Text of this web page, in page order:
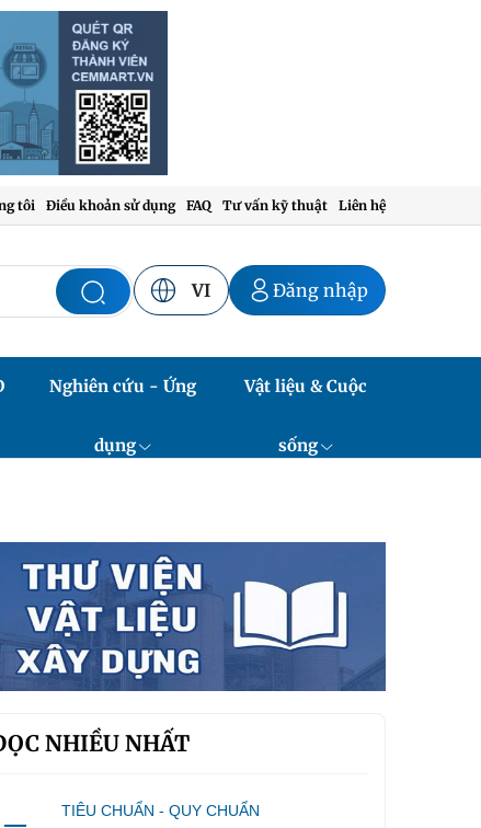
tôi Điều khoản sử dụng FAQ Tư vấn kỹ thuật Liên hệ
VI Đăng nhập
Nghiên cứu - Ứng
dụng
Vật liệu & Cuộc
sống
NHIỀU NHẤT
TIÊU CHUẨN - QUY CHUẨN